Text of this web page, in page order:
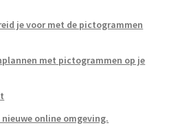
je voor met de pictogrammen
met pictogrammen op je
online omgeving.